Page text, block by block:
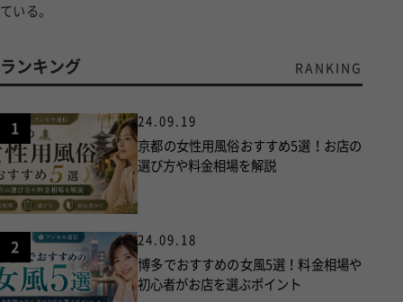
ている。
ランキング RANKING
1 24.09.19
京都の女性用風俗おすすめ5選！お店の
選び方や料金相場を解説
2 24.09.18
博多でおすすめの女風5選！料金相場や
初心者がお店を選ぶポイント